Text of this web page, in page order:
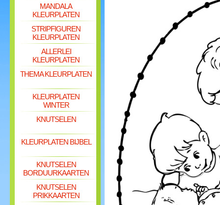
MANDALA
KLEURPLATEN
STRIPFIGUREN
KLEURPLATEN
ALLERLEI
KLEURPLATEN
THEMA KLEURPLATEN
KLEURPLATEN
WINTER
KNUTSELEN
KLEURPLATEN BIJBEL
KNUTSELEN
BORDUURKAARTEN
KNUTSELEN
PRIKKAARTEN